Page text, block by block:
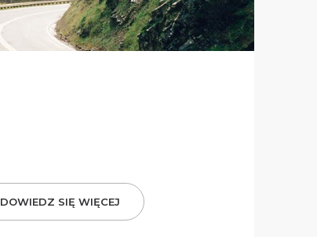
DOWIEDZ SIĘ WIĘCEJ